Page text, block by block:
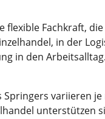
flexible Fachkraft,
in der
in den
Springers variieren